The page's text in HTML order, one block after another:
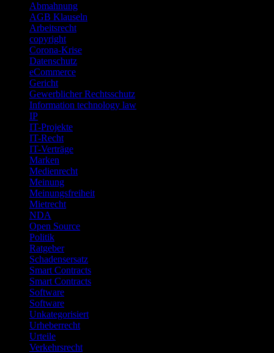
Abmahnung
AGB Klauseln
Arbeitsrecht
copyright
Corona-Krise
Datenschutz
eCommerce
Gericht
Gewerblicher Rechtsschutz
Information technology law
IP
IT-Projekte
IT-Recht
IT-Verträge
Marken
Medienrecht
Meinung
Meinungsfreiheit
Mietrecht
NDA
Open Source
Politik
Ratgeber
Schadensersatz
Smart Contracts
Smart Contracts
Software
Software
Unkategorisiert
Urheberrecht
Urteile
Verkehrsrecht